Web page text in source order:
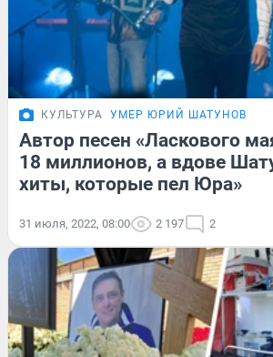
КУЛЬТУРА УМЕР ЮРИЙ ШАТУНОВ
Автор песен «Ласкового
18 миллионов, а вдове
хиты, которые пел Юра»
31 июля, 2022, 08:00 2 197 2